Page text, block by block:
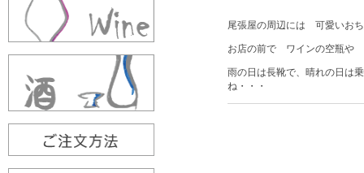
尾張屋の周辺には 可愛いお
お店の前で ワインの空瓶や
雨の日は長靴で、晴れの日は
ね・・・